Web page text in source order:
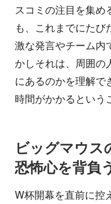
スコミの注目を集め
も、これまでにたび
激な発言やチーム内
かしそれは、周囲の
にあるのかを理解で
時間がかかるという
ビッグマウス
恐怖心を背負
W杯開幕を直前に控